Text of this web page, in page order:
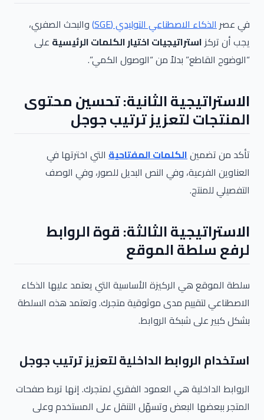
في عصرالذكاء الاصطناعي التوليدي (SGE)
والبحث الصفري،
يجب أن تركزاستراتيجيات اختيار الكلمات الرئيسية على
“الوضوح القاطع” بدلاً من “الوصول الكمي”.
الاستراتيجية الثانية: تحسين محتوى
المنتجات لتعزيز ترتيب جوجل
تأكد من تضمينالكلمات المفتاحية التي اخترتها في
العناوين الفرعية، وفي النص البديل للصور، وفي الوصف
التفصيلي للمنتج.
الاستراتيجية الثالثة: قوة الروابط
لرفع سلطة الموقع
سلطة الموقع هي الركيزة الأساسية التي يعتمد عليها الذكاء
الاصطناعي لتقييم مدى موثوقية متجرك. وتعتمد هذه السلطة
بشكل كبير على شبكة الروابط.
استخدام الروابط الداخلية لتعزيز ترتيب جوجل
الروابط الداخلية هي العمود الفقري لمتجرك. إنها تربط صفحات
المتجر ببعضها البعض وتسهّل التنقل على المستخدم وعلى